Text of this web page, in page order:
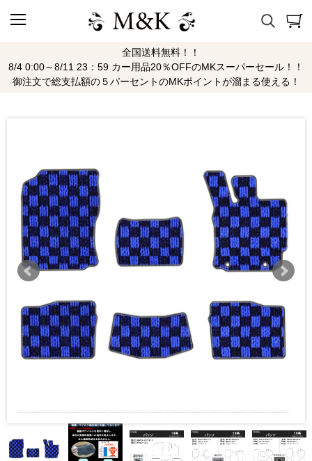
全国送料無料！！
8/4 0:00～8/11 23：59 カー用品20％OFFのMKスーパーセール！！
御注文で総支払額の５パーセントのMKポイントが溜まる使える！